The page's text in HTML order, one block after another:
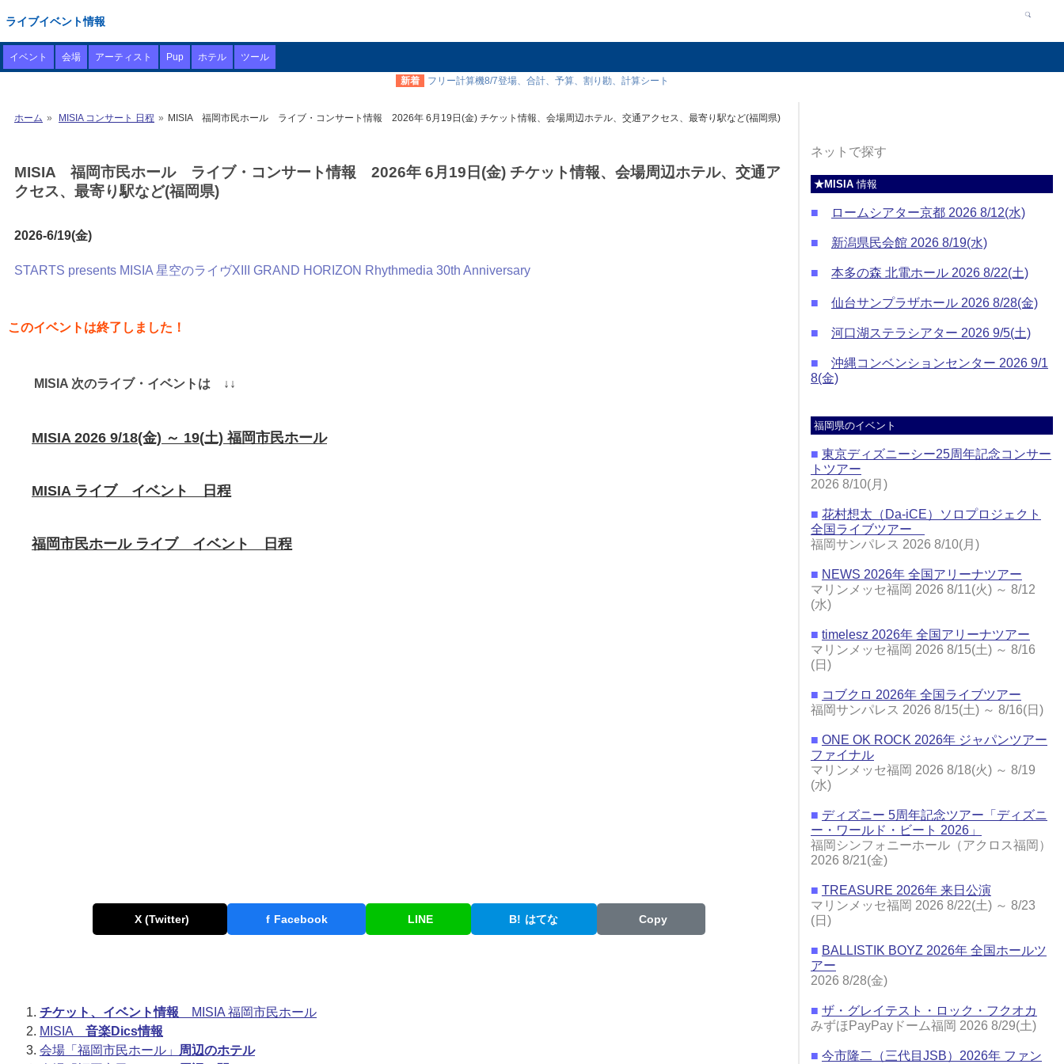
ライブイベント情報
イベント 会場 アーティスト Pup ホテル ツール
新着 フリー計算機8/7登場、合計、予算、割り勘、計算シート
ホーム MISIA コンサート 日程 MISIA 福岡市民ホール ライブ・コンサート情報 2026年 6月19日(金) チケット情報、会場周辺ホテル、交通アクセス、最寄り駅など(福岡県)
MISIA 福岡市民ホール ライブ・コンサート情報 2026年 6月19日(金) チケット情報、会場周辺ホテル、交通ア
クセス、最寄り駅など(福岡県)
2026-6/19(金)
STARTS presents MISIA 星空のライヴXIII GRAND HORIZON Rhythmedia 30th Anniversary
このイベントは終了しました！
MISIA 次のライブ・イベントは ↓↓
MISIA 2026 9/18(金) ～ 19(土) 福岡市民ホール
MISIA ライブ イベント 日程
福岡市民ホール ライブ イベント 日程
X (Twitter) f Facebook LINE B! はてな Copy
チケット、イベント情報 MISIA 福岡市民ホール
MISIA 音楽Dics情報
会場「福岡市民ホール」
周辺のホテル
ネットで探す
★MISIA情報
■ ロームシアター京都 2026 8/12(水)
■ 新潟県民会館 2026 8/19(水)
■ 本多の森 北電ホール 2026 8/22(土)
■ 仙台サンプラザホール 2026 8/28(金)
■ 河口湖ステラシアター 2026 9/5(土)
■
沖縄コンベンションセンター 2026 9/1
8(金)
福岡県のイベント
■ 東京ディズニーシー25周年記念コンサー
トツアー
2026 8/10(月)
■ 花村想太（Da-iCE）ソロプロジェクト
全国ライブツアー
福岡サンパレス 2026 8/10(月)
■ NEWS 2026年 全国アリーナツアー
マリンメッセ福岡 2026 8/11(火) ～ 8/12
(水)
■ timelesz 2026年 全国アリーナツアー
マリンメッセ福岡 2026 8/15(土) ～ 8/16
(日)
■ コブクロ 2026年 全国ライブツアー
福岡サンパレス 2026 8/15(土) ～ 8/16(日)
■ ONE OK ROCK 2026年 ジャパンツアー
ファイナル
マリンメッセ福岡 2026 8/18(火) ～ 8/19
(水)
■ ディズニー 5周年記念ツアー「ディズニ
ー・ワールド・ビート 2026」
福岡シンフォニーホール（アクロス福岡）
2026 8/21(金)
■ TREASURE 2026年 来日公演
マリンメッセ福岡 2026 8/22(土) ～ 8/23
(日)
■ BALLISTIK BOYZ 2026年 全国ホールツ
アー
2026 8/28(金)
■ ザ・グレイテスト・ロック・フクオカ
みずほPayPayドーム福岡 2026 8/29(土)
■ 今市隆二（三代目JSB）2026年 ファン